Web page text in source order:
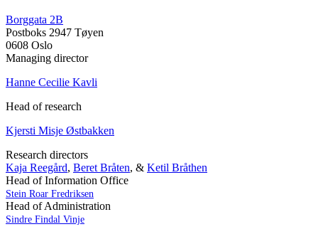
Borggata 2B
Postboks 2947 Tøyen
0608 Oslo
Managing director
Hanne Cecilie Kavli
Head of research
Kjersti Misje Østbakken
Research directors
Kaja Reegård, Beret Bråten, & Ketil Bråthen
Head of Information Office
Stein Roar Fredriksen
Head of Administration
Sindre Findal Vinje